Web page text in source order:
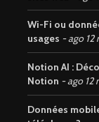
Wi-Fi ou
usages
ago 12
Notion AI :
Notion
ago 12
Données